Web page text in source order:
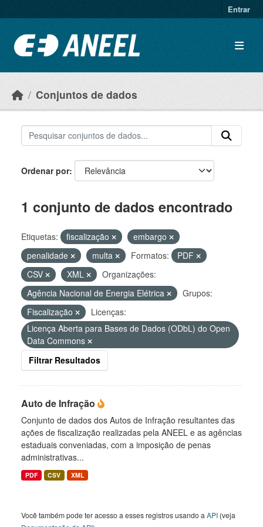
Entrar
Conjuntos de dados
Ordenar por
1 conjunto de dados encontrado
Etiquetas: fiscalização
embargo
penalidade
multa Formatos:
PDF
CSV
XML
Organizações:
Agência Nacional de Energia Elétrica
Grupos:
Fiscalização
Licenças:
Licença Aberta para Bases de Dados (ODbL) do Open
Data Commons
Filtrar Resultados
Auto de Infração
Conjunto de dados dos Autos de Infração resultantes das
ações de fiscalização realizadas pela ANEEL e as agências
estaduais conveniadas, com a imposição de penas
administrativas...
PDF CSV XML
Você também pode ter acesso a esses registros usando a API (veja